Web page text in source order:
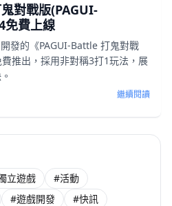
對戰版(PAGUI-
費上線
發的《PAGUI-Battle 打鬼對戰
推出，採用非對稱3打1玩法，展
繼續閱讀
立遊戲
#活動
#遊戲開發
#快訊